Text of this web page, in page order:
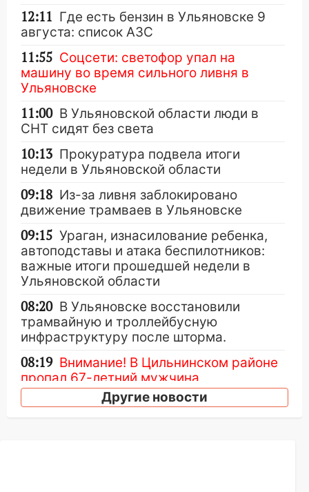
12:11 Где есть бензин в Ульяновске 9
августа: список АЗС
11:55 Соцсети: светофор упал на
машину во время сильного ливня в
Ульяновске
11:00 В Ульяновской области люди в
СНТ сидят без света
10:13 Прокуратура подвела итоги
недели в Ульяновской области
09:18 Из-за ливня заблокировано
движение трамваев в Ульяновске
09:15 Ураган, изнасилование ребенка,
автоподставы и атака беспилотников:
важные итоги прошедшей недели в
Ульяновской области
08:20 В Ульяновске восстановили
трамвайную и троллейбусную
инфраструктуру после шторма.
08:19 Внимание! В Цильнинском районе
пропал 67-летний мужчина
08:11 На Ульяновск снова надвигается
Другие новости